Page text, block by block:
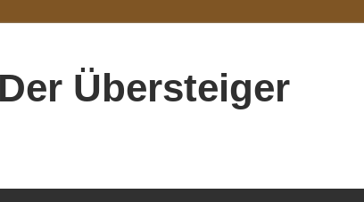
Der Übersteiger